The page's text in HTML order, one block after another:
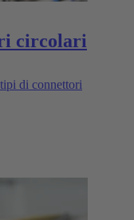
circolari
di connettori